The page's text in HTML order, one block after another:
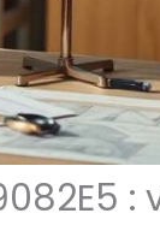
: